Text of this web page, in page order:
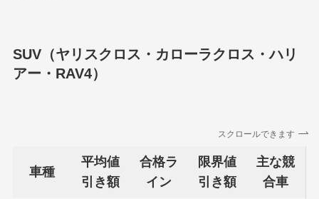
SUV（ヤリスクロス・カローラクロス・ハリ
アー・RAV4）
スクロールできます
車種
平均値
引き額
合格ラ
イン
限界値
引き額
主な競
合車